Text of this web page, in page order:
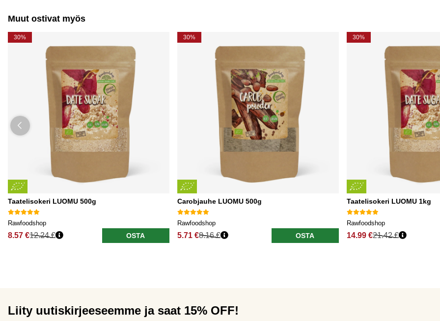
Muut ostivat myös
30%
Taatelisokeri LUOMU 500g
Rawfoodshop
8.57 €12.24 € OSTA
30%
Carobjauhe LUOMU 500g
Rawfoodshop
5.71 €8.16 € OSTA
30%
Taatelisokeri LUOMU 1kg
Rawfoodshop
14.99 €21.42 €
Liity uutiskirjeeseemme ja saat 15% OFF!